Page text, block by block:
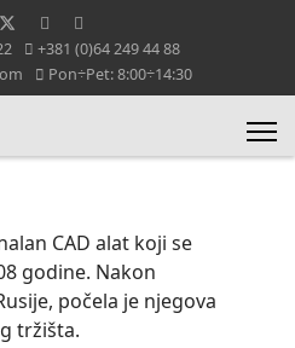
+381 (0)64 249 44 88
Pon÷Pet: 8:00÷14:30
CAD alat koji se
godine. Nakon
počela je njegova
tržišta.